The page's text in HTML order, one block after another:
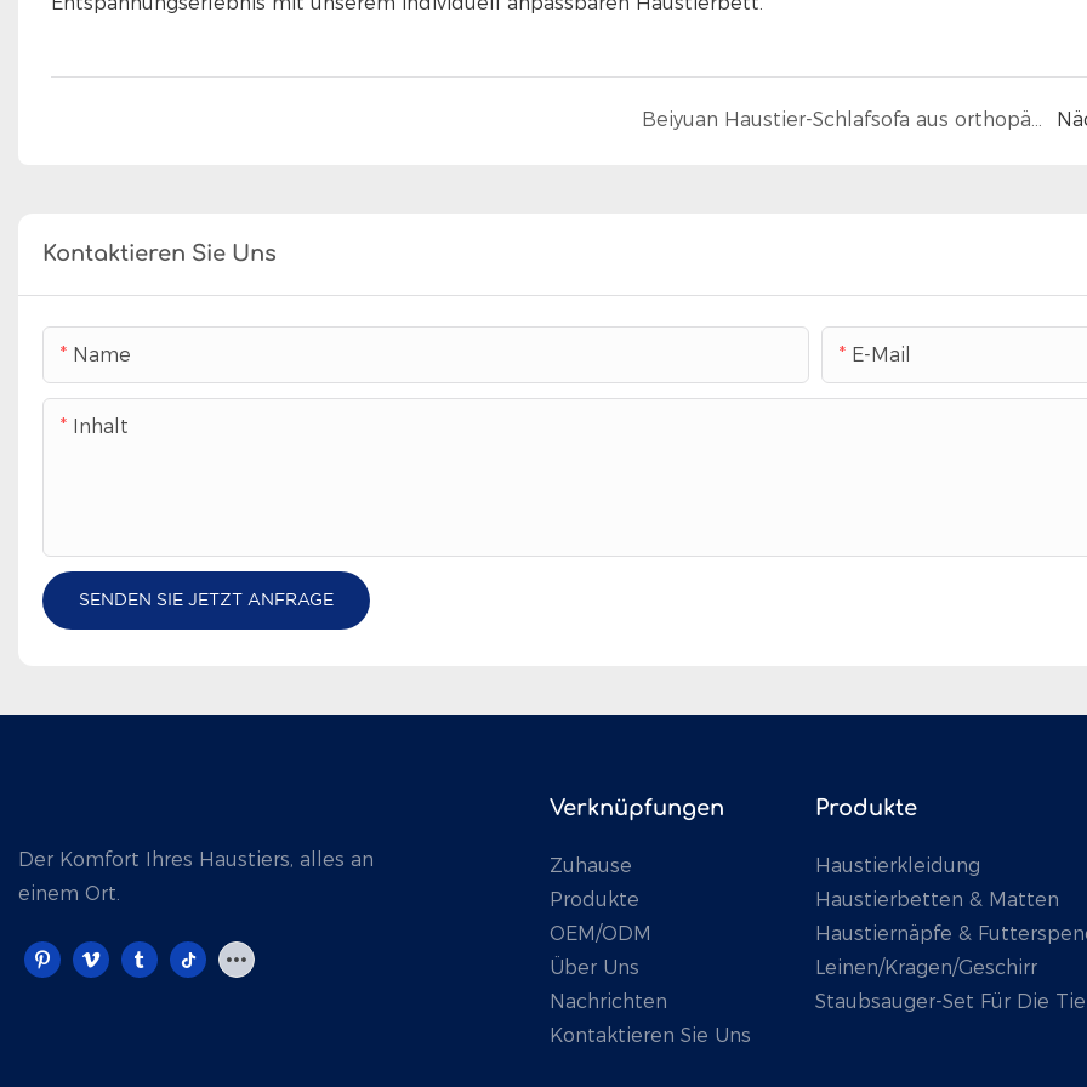
Kontaktieren Sie Uns
Name E-Mail
Inhalt
SENDEN SIE JETZT ANFRAGE
Der Komfort Ihres Haustiers, alles an
einem Ort.
Verknüpfungen
Zuhause
Produkte
OEM/ODM
Über Uns
Nachrichten
Kontaktieren Sie Uns
Produkte
Haustierkleidung
Haustierbetten & Matten
Haustiernäpfe &
Leinen/Kragen/Geschirr
Staubsauger-Set Für Die